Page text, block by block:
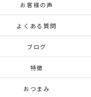
お客様の声
よくある質問
ブログ
特徴
おつまみ